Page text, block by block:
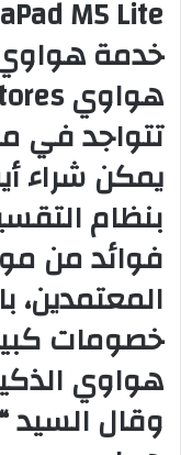
خدمة
تتواجد في
يمكن شراء
فوائد من
المعتمدين،
خصومات
هواوي
وقال السيد